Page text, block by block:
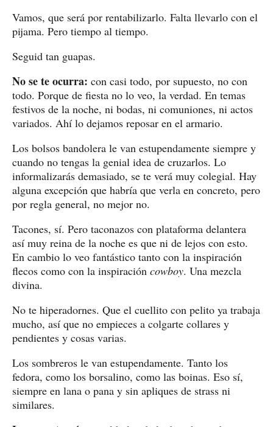
Vamos, que será por rentabilizarlo. Falta llevarlo con el
pijama. Pero tiempo al tiempo.
Seguid tan guapas.
No se te ocurra: con casi todo, por supuesto, no con
todo. Porque de fiesta no lo veo, la verdad. En temas
festivos de la noche, ni bodas, ni comuniones, ni actos
variados. Ahí lo dejamos reposar en el armario.
Los bolsos bandolera le van estupendamente siempre y
cuando no tengas la genial idea de cruzarlos. Lo
informalizarás demasiado, se te verá muy colegial. Hay
alguna excepción que habría que verla en concreto, pero
por regla general, no mejor no.
Tacones, sí. Pero taconazos con plataforma delantera
así muy reina de la noche es que ni de lejos con esto.
En cambio lo veo fantástico tanto con la inspiración
flecos como con la inspiración cowboy. Una mezcla
divina.
No te hiperadornes. Que el cuellito con pelito ya trabaja
mucho, así que no empieces a colgarte collares y
pendientes y cosas varias.
Los sombreros le van estupendamente. Tanto los
fedora, como los borsalino, como las boinas. Eso sí,
siempre en lana o pana y sin apliques de strass ni
similares.